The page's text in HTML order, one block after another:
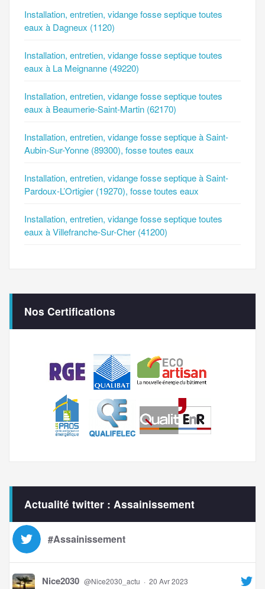
Installation, entretien, vidange fosse septique toutes
eaux à Dagneux (1120)
Installation, entretien, vidange fosse septique toutes
eaux à La Meignanne (49220)
Installation, entretien, vidange fosse septique toutes
eaux à Beaumerie-Saint-Martin (62170)
Installation, entretien, vidange fosse septique à Saint-
Aubin-Sur-Yonne (89300), fosse toutes eaux
Installation, entretien, vidange fosse septique à Saint-
Pardoux-L’Ortigier (19270), fosse toutes eaux
Installation, entretien, vidange fosse septique toutes
eaux à Villefranche-Sur-Cher (41200)
Nos Certifications
Actualité twitter : Assainissement
#Assainissement
Nice2030 @Nice2030_actu · 20 Avr 2023